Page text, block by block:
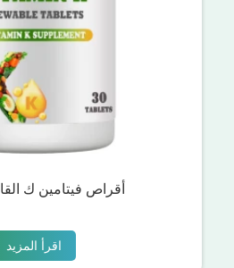
أقراص فيتامين ك
اقرأ المزيد